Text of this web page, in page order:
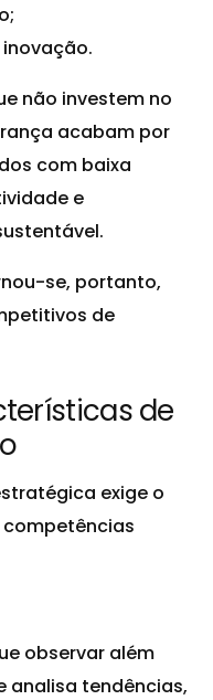
não investem no
acabam por
com baixa
e
se, portanto,
de
de
exige o
observar além
analisa tendências,